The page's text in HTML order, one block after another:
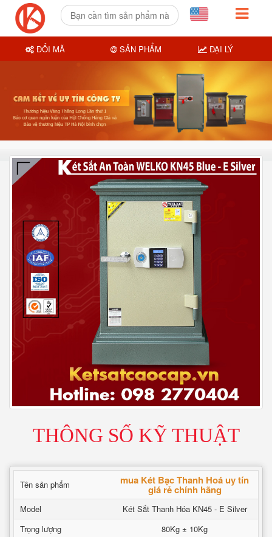
THÔNG SỐ KỸ THUẬT
Tên sản phẩm mua Két Bạc Thanh Hoá uy tín
giá rẻ chính hãng
Model
Két Sắt Thanh Hóa KN45 - E Silver
Trọng lượng
80Kg ± 10Kg
ĐỔI MÃ SẢN PHẨM ĐẠI LÝ